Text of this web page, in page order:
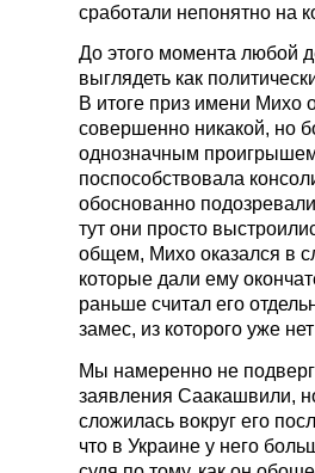
сработали непонятно на
До этого момента любой
выглядеть как
В итоге приз имени Михо
совершенно никакой, но
однозначным
поспособствовала
обоснованно
тут они просто
общем, Михо оказался в
которые дали ему
раньше считал его
замес, из которого уже
Мы намеренно не
заявления Саакашвили,
сложилась вокруг его
что в Украине у него